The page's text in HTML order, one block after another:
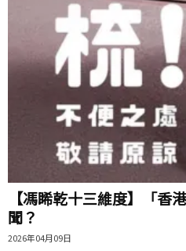
【馮睎乾十三維度】「香
聞？
2026年04月09日